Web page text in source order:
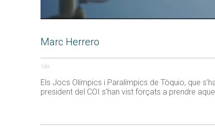
Marc Herrero
169
Els Jocs Olímpics i Paralímpics de Tòquio, que
president del COI s’han vist forçats a prendre